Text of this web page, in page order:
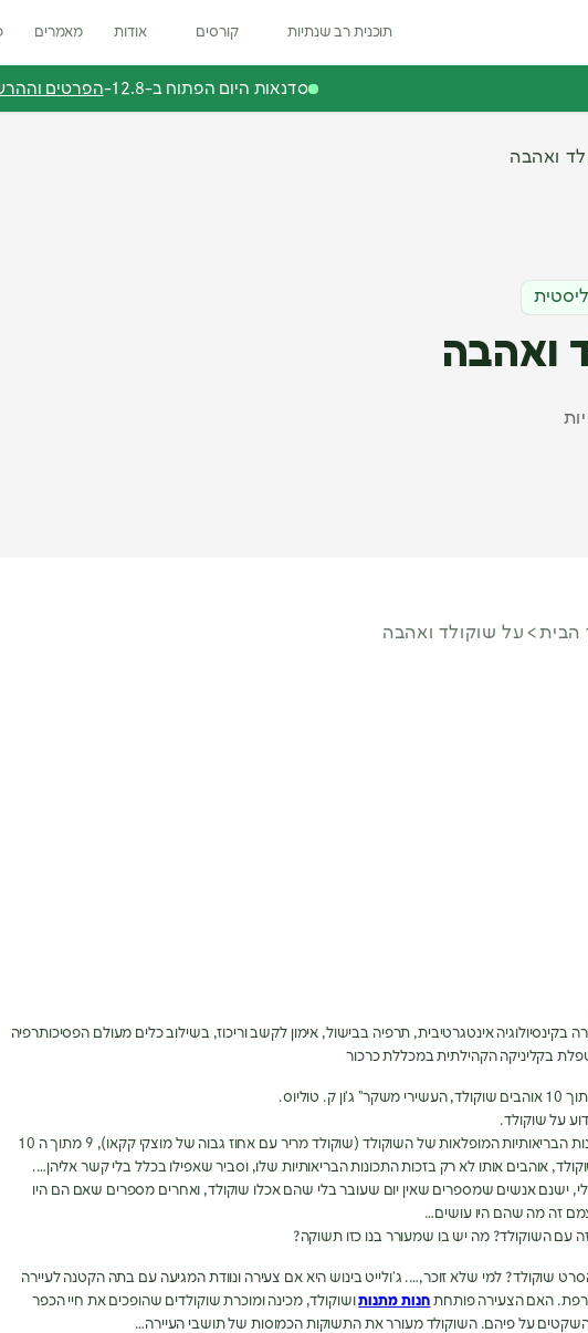
תוכנית רב שנתיות קורסים אודות מאמרים
סדנאות היום הפתוח ב-12.8- הפרטים
ואהבה
ואהבה
הבית על שוקולד ואהבה
בקינסיולוגיה אינטגרטיבית, תרפיה בבישול, אימון לקשב וריכוז, בשילוב כלים מעולם הפסיכותרפיה
בקליניקה הקהילתית במכללת כרכור
על שוקולד.
מעבר לתכונות הבריאותיות המופלאות של השוקולד (שוקולד מריר עם אחוז גבוה של מוצקי קקאו), 9 מתוך ה 10
אוהבים אותו לא רק בזכות התכונות הבריאותיות שלו, וסביר שאפילו בכלל בלי קשר אליהן….
ישנם אנשים שמספרים שאין יום שעובר בלי שהם אכלו שוקולד, ואחרים מספרים שאם הם היו
זה מה שהם היו עושים…
עם השוקולד? מה יש בו שמעורר בנו כזו תשוקה?
שוקולד? למי שלא זוכר,…. ג’ולייט בינוש היא אם צעירה ונוודת המגיעה עם בתה הקטנה לעיירה
האם הצעירה פותחת חנות מתנותושוקולד, מכינה ומוכרת שוקולדים שהופכים את חיי הכפר
על פיהם. השוקולד מעורר את התשוקות הכמוסות של תושבי העיירה…